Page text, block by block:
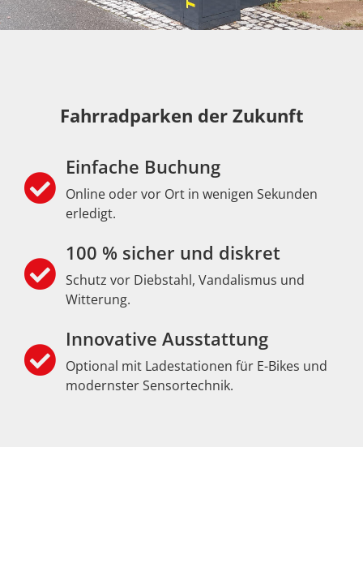
Fahrradparken der Zukunft
Einfache Buchung
Online oder vor Ort in wenigen Sekunden
erledigt.
100 % sicher und diskret
Schutz vor Diebstahl, Vandalismus und
Witterung.
Innovative Ausstattung
Optional mit Ladestationen für E-Bikes und
modernster Sensortechnik.